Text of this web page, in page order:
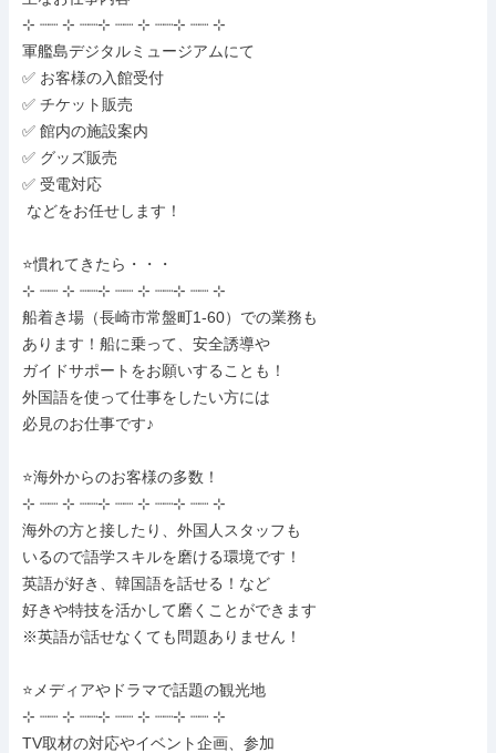
⊹ ┈┈ ⊹ ┈┈⊹ ┈┈ ⊹ ┈┈⊹ ┈┈ ⊹
軍艦島デジタルミュージアムにて
✅ お客様の入館受付
✅ チケット販売
✅ 館内の施設案内
✅ グッズ販売
✅ 受電対応
⭐慣れてきたら・・・
⊹ ┈┈ ⊹ ┈┈⊹ ┈┈ ⊹ ┈┈⊹ ┈┈ ⊹
船着き場（長崎市常盤町1‐60）での業務も
あります！船に乗って、安全誘導や
ガイドサポートをお願いすることも！
外国語を使って仕事をしたい方には
必見のお仕事です♪
⭐海外からのお客様の多数！
⊹ ┈┈ ⊹ ┈┈⊹ ┈┈ ⊹ ┈┈⊹ ┈┈ ⊹
海外の方と接したり、外国人スタッフも
いるので語学スキルを磨ける環境です！
英語が好き、韓国語を話せる！など
好きや特技を活かして磨くことができます
※英語が話せなくても問題ありません！
⭐メディアやドラマで話題の観光地
⊹ ┈┈ ⊹ ┈┈⊹ ┈┈ ⊹ ┈┈⊹ ┈┈ ⊹
TV取材の対応やイベント企画、参加